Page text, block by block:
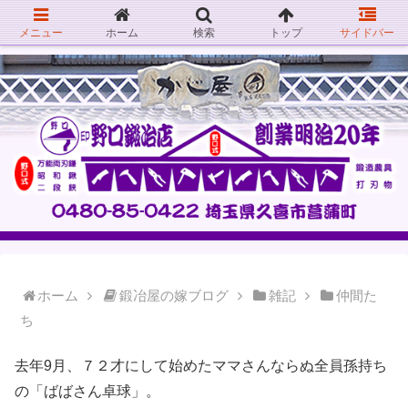
ホーム 鍛冶屋の嫁ブログ 雑記
仲間た
ち
去年9月、７２才にして始めたママさんならぬ全員孫持ち
の「ばばさん卓球」。
メニュー ホーム 検索 トップ サイドバー